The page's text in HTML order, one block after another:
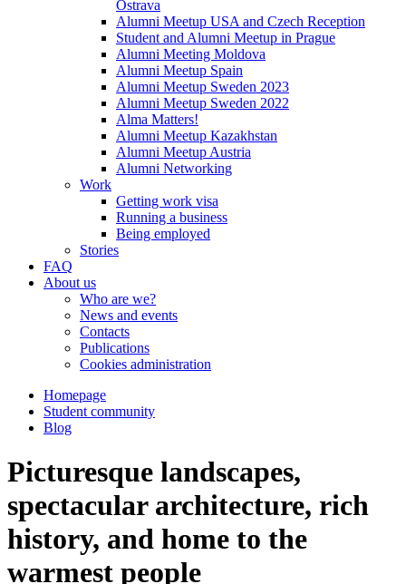
Ostrava
Alumni Meetup USA and Czech Reception
Student and Alumni Meetup in Prague
Alumni Meeting Moldova
Alumni Meetup Spain
Alumni Meetup Sweden 2023
Alumni Meetup Sweden 2022
Alma Matters!
Alumni Meetup Kazakhstan
Alumni Meetup Austria
Alumni Networking
Work
Getting work visa
Running a business
Being employed
Stories
FAQ
About us
Who are we?
News and events
Contacts
Publications
Cookies administration
Homepage
Student community
Blog
Picturesque landscapes,
spectacular architecture, rich
history, and home to the
warmest people